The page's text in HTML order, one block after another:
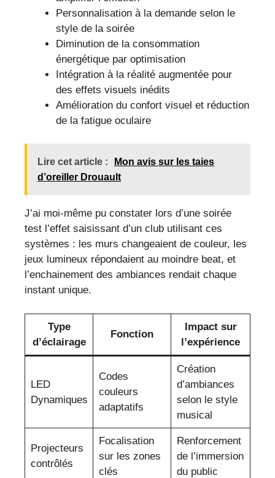
Personnalisation à la demande selon le
style de la soirée
Diminution de la consommation
énergétique par optimisation
Intégration à la réalité augmentée pour
des effets visuels inédits
Amélioration du confort visuel et réduction
de la fatigue oculaire
Lire cet article :
Mon avis sur les taies
d’oreiller Drouault
J’ai moi-même pu constater lors d’une soirée
test l’effet saisissant d’un club utilisant ces
systèmes : les murs changeaient de couleur, les
jeux lumineux répondaient au moindre beat, et
l’enchainement des ambiances rendait chaque
instant unique.
Type
d’éclairage
Fonction
Impact sur
l’expérience
LED
Dynamiques
Codes
couleurs
adaptatifs
Création
d’ambiances
selon le style
musical
Projecteurs
contrôlés
Focalisation
sur les zones
clés
Renforcement
de l’immersion
du public